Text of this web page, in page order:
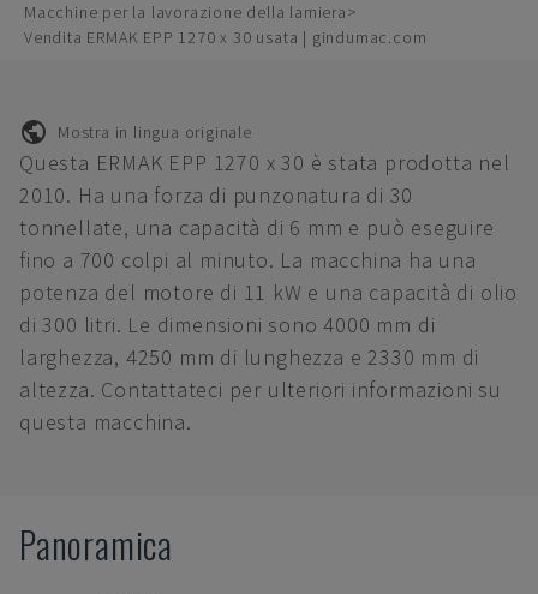
Macchine per la lavorazione della lamiera
Vendita ERMAK EPP 1270 x 30 usata | gindumac.com
Mostra in lingua originale
Questa ERMAK EPP 1270 x 30 è stata prodotta nel
2010. Ha una forza di punzonatura di 30
tonnellate, una capacità di 6 mm e può eseguire
fino a 700 colpi al minuto. La macchina ha una
potenza del motore di 11 kW e una capacità di olio
di 300 litri. Le dimensioni sono 4000 mm di
larghezza, 4250 mm di lunghezza e 2330 mm di
altezza. Contattateci per ulteriori informazioni su
questa macchina.
Panoramica